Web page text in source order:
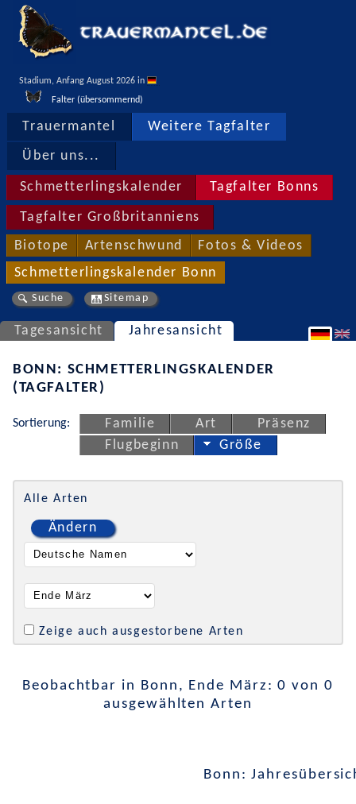
Stadium, Anfang August 2026 in
Falter (übersommernd)
Trauermantel Weitere Tagfalter
Über uns...
Schmetterlingskalender Tagfalter Bonns
Tagfalter Großbritanniens
Biotope Artenschwund Fotos & Videos
Schmetterlingskalender Bonn
Suche Sitemap
Tagesansicht Jahresansicht
BONN: SCHMETTERLINGSKALENDER
(TAGFALTER)
Sortierung: Familie Art
Präsenz
Flugbeginn
Größe
Alle Arten
Ändern
Zeige auch ausgestorbene Arten
Beobachtbar in Bonn, Ende März: 0 von 0
ausgewählten Arten
Bonn: